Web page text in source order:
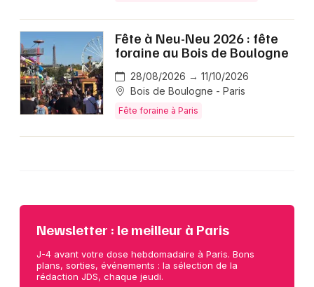
Fête à Neu-Neu 2026 : fête
foraine au Bois de Boulogne
28/08/2026 → 11/10/2026
Bois de Boulogne - Paris
Fête foraine à Paris
Newsletter : le meilleur à Paris
J-4 avant votre dose hebdomadaire à Paris. Bons
plans, sorties, événements : la sélection de la
rédaction JDS, chaque jeudi.